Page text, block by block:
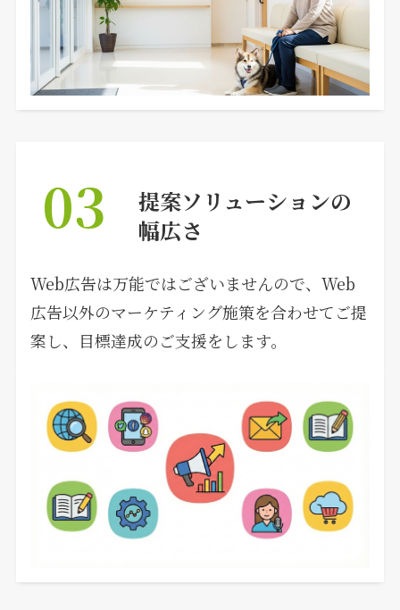
03
提案ソリューションの
幅広さ
Web広告は万能ではございませんので、Web
広告以外のマーケティング施策を合わせてご提
案し、目標達成のご支援をします。